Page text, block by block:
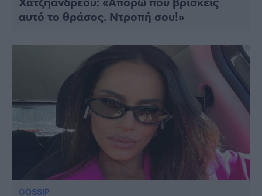
αυτό το θράσος. Ντροπή σου!»
GOSSIP